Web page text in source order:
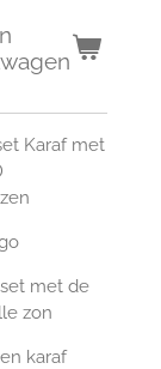
Karaf met
met de
zon
karaf